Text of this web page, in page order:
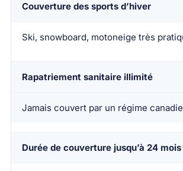
Couverture des sports d’hiver
Ski, snowboard, motoneige très
Rapatriement sanitaire illimité
Jamais couvert par un régime
Durée de couverture jusqu’à 24 mois